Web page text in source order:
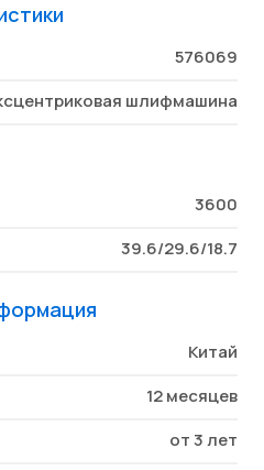
576069
шлифмашина
3600
39.6/29.6/18.7
Китай
12 месяцев
от 3 лет